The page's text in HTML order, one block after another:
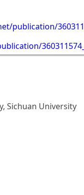
publication/
Sichuan University